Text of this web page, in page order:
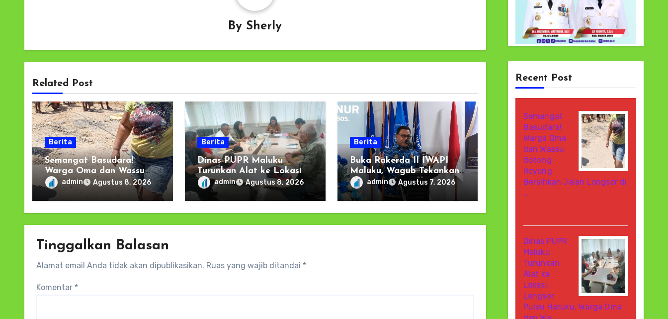
By Sherly
Related Post
Berita
Semangat Basudara!
Warga Oma dan Wassu
Gotong Royong Bersihkan
Jalan Longsor di Pantai
Selatan Haruku
admin Agustus 8, 2026
Berita
Dinas PUPR Maluku
Turunkan Alat ke Lokasi
Longsor Pulau Haruku,
Warga Oma dan Wassu
Gelar Kerja Bakti
admin Agustus 8, 2026
Berita
Buka Rakerda II IWAPI
Maluku, Wagub Tekankan
Pentingnya Keamanan
dan Akses Perbankan bagi
UMKM
admin Agustus 7, 2026
Tinggalkan Balasan
Alamat email Anda tidak akan dipublikasikan. Ruas yang wajib ditandai *
Komentar *
Recent Post
Semangat
Basudara!
Warga Oma
dan Wassu
Gotong
Royong
Bersihkan Jalan Longsor di
…
Dinas PUPR
Maluku
Turunkan
Alat ke
Lokasi
Longsor
Pulau Haruku, Warga Oma